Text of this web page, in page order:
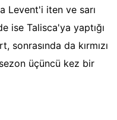
Levent'i iten ve sarı
ise Talisca'ya yaptığı
sonrasında da kırmızı
üçüncü kez bir